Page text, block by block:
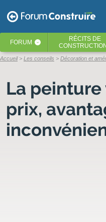
FORUM ‹ RÉCITS DE
Accueil Les conseils Décoration et
La
prix,